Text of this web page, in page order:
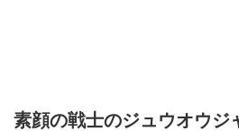
素顔の戦士のジュウオウジ